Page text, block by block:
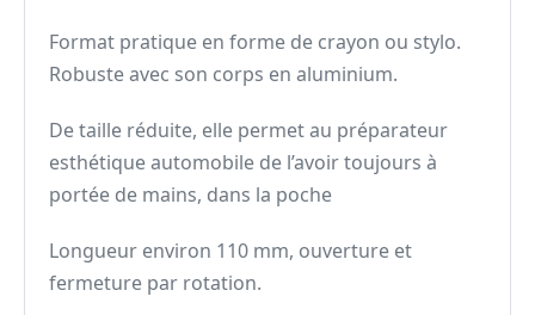
Format pratique en forme de crayon ou stylo.
Robuste avec son corps en aluminium.
De taille réduite, elle permet au préparateur
esthétique automobile de l’avoir toujours à
portée de mains, dans la poche
Longueur environ 110 mm, ouverture et
fermeture par rotation.